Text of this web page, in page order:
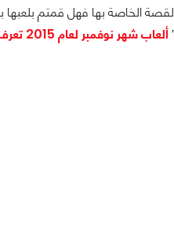
الخاصة بها فهل قمتم بلعبها
ألعاب شهر نوفمبر لعام 2015 تعرف على أقوي إصدارات هذا الشهر